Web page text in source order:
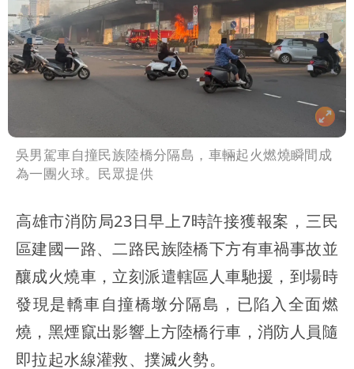
吳男駕車自撞民族陸橋分隔島，車輛起火燃燒瞬間成
為一團火球。民眾提供
高雄市消防局23日早上7時許接獲報案，三民
區建國一路、二路民族陸橋下方有車禍事故並
釀成火燒車，立刻派遣轄區人車馳援，到場時
發現是轎車自撞橋墩分隔島，已陷入全面燃
燒，黑煙竄出影響上方陸橋行車，消防人員隨
即拉起水線灌救、撲滅火勢。